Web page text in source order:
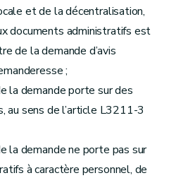
et de la décentralisation,
documents administratifs est
de la demande d’avis
;
la demande porte sur des
au sens de l’article L3211-3
la demande ne porte pas sur
à caractère personnel, de